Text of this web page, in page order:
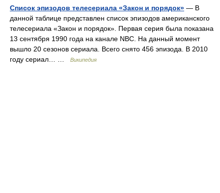
Список эпизодов телесериала «Закон и порядок» — В
данной таблице представлен список эпизодов американского
телесериала «Закон и порядок». Первая серия была показана
13 сентября 1990 года на канале NBC. На данный момент
вышло 20 сезонов сериала. Всего снято 456 эпизода. В 2010
году сериал… …
Википедия